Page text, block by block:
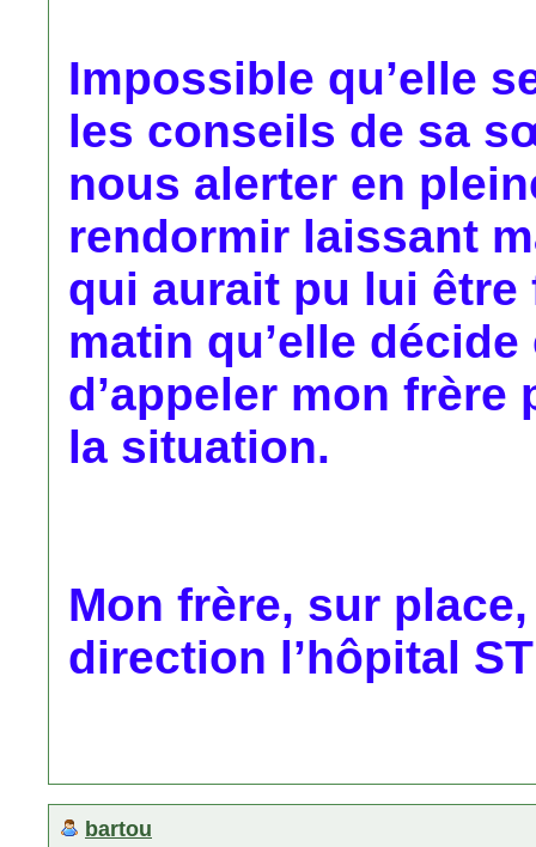
Impossible qu’elle
les conseils de sa
nous alerter en
rendormir laissant
qui aurait pu lui être
matin qu’elle
d’appeler mon
la situation.
Mon frère, sur
direction l’hôpital
bartou